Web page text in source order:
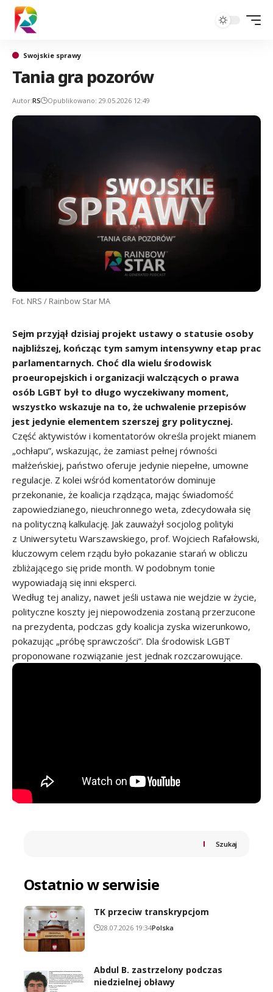
Swojskie sprawy
Tania gra pozorów
Autor:RS Opublikowano: 29.05.2026 12:49
Fot. NRS / Rainbow Star MA
Sejm przyjął dzisiaj projekt ustawy o statusie osoby
najbliższej, kończąc tym samym intensywny etap prac
parlamentarnych. Choć dla wielu środowisk
proeuropejskich i organizacji walczących o prawa
osób LGBT był to długo wyczekiwany moment,
wszystko wskazuje na to, że uchwalenie przepisów
jest jedynie elementem szerszej gry politycznej.
Część aktywistów i komentatorów określa projekt mianem
„ochłapu”, wskazując, że zamiast pełnej równości
małżeńskiej, państwo oferuje jedynie niepełne, umowne
regulacje. Z kolei wśród komentatorów dominuje
przekonanie, że koalicja rządząca, mając świadomość
zapowiedzianego, nieuchronnego weta, zdecydowała się
na polityczną kalkulację. Jak zauważył socjolog polityki
z Uniwersytetu Warszawskiego, prof. Wojciech Rafałowski,
kluczowym celem rządu było pokazanie starań w obliczu
zbliżającego się pride month. W podobnym tonie
wypowiadają się inni eksperci.
Według tej analizy, nawet jeśli ustawa nie wejdzie w życie,
polityczne koszty jej niepowodzenia zostaną przerzucone
na prezydenta, podczas gdy koalicja zyska wizerunkowo,
pokazując „próbę sprawczości”. Dla środowisk LGBT
proponowane rozwiązanie jest jednak rozczarowujące.
Szukaj
Ostatnio w serwisie
TK przeciw transkrypcjom
28.07.2026 19:34Polska
Abdul B. zastrzelony podczas
niedzielnej obławy